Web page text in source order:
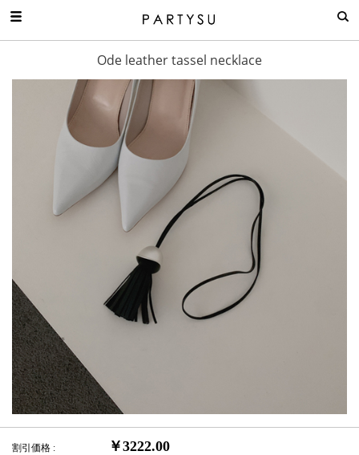
Ode leather tassel necklace
割引価格 : ￥3222.00